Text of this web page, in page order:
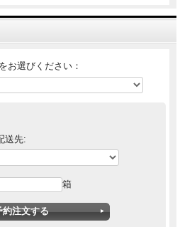
お選びください：
送先:
箱